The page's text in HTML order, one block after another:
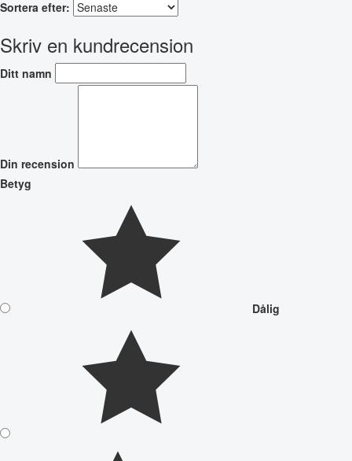
Sortera efter:
Skriv en kundrecension
Ditt namn
Din recension
Betyg
Dålig